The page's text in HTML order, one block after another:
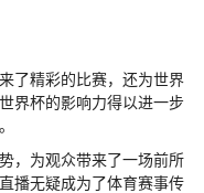
了精彩的比赛，还为世界
界杯的影响力得以进一步
，为观众带来了一场前所
播无疑成为了体育赛事传